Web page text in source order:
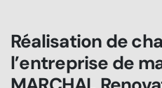
Réalisation de
l’entreprise de